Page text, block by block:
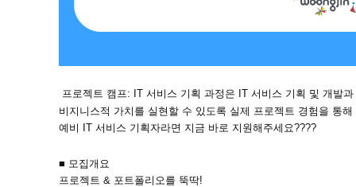
프로젝트 캠프: IT 서비스 기획 과정은 IT 서비스 기획 및 개발
비지니스적 가치를 실현할 수 있도록 실제 프로젝트 경험을 통
예비 IT 서비스 기획자라면 지금 바로 지원해주세요????
■ 모집개요
프로젝트 & 포트폴리오를 뚝딱!